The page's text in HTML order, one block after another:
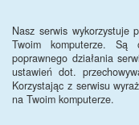
Nasz serwis wykorzystuje
Twoim komputerze. Są
poprawnego działania
ustawień dot.
Korzystając z serwisu
na Twoim komputerze.
BIP -